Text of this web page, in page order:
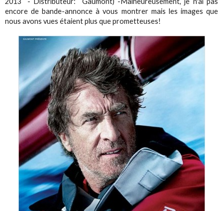
encore de bande-annonce à vous montrer mais les images que
nous avons vues étaient plus que prometteuses!